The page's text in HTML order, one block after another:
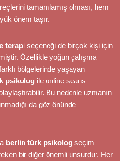
tamamlamış olması, hem
önem taşır.
terapi seçeneği de birçok kişi için
Özellikle yoğun çalışma
bölgelerinde yaşayan
psikolog ile online seans
Bu nedenle uzmanın
da göz önünde
berlin türk psikolog seçim
bir diğer önemli unsurdur. Her